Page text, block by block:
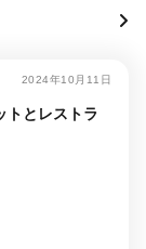
2024年10月11日
トとレストラ